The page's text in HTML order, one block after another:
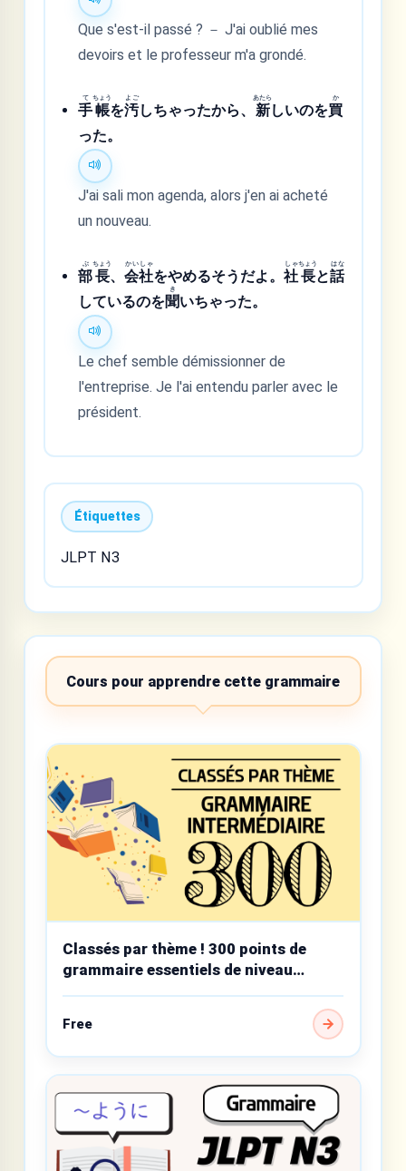
Que s'est-il passé ? － J'ai oublié mes
devoirs et le professeur m'a grondé.
手
て
帳
ちょう
を汚
よご
しちゃったから、 新
あたら
しいのを買
か
った。
J'ai sali mon agenda, alors j'en ai acheté
un nouveau.
部
ぶ
長
ちょう
、会
かい
社
しゃ
をやめるそうだよ。社
しゃ
長
ちょう
と話
はな
しているのを聞
き
いちゃった。
Le chef semble démissionner de
l'entreprise. Je l'ai entendu parler avec le
président.
Étiquettes
JLPT N3
Cours pour apprendre cette grammaire
Classés par thème ! 300 points de
grammaire essentiels de niveau
Free